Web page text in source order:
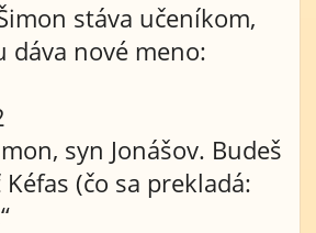
stáva učeníkom,
dáva nové meno:
syn Jonášov. Budeš
(čo sa prekladá: